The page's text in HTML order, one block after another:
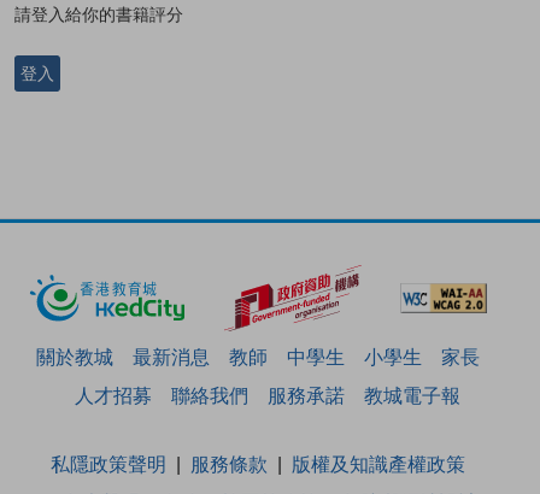
請登入給你的書籍評分
登入
關於教城 最新消息 教師 中學生 小學生
家長
人才招募
聯絡我們 服務承諾 教城電子報
私隱政策聲明 服務條款
版權及知識產權政策